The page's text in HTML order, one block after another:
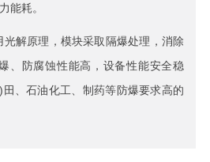
能耗。
光解原理，模块采取隔爆处理，消除
、防腐蚀性能高，设备性能安全稳
、石油化工、制药等防爆要求高的